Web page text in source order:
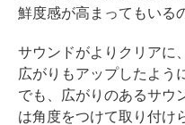
鮮度感が高まってもいる
サウンドがよりクリアに
広がりもアップしたよう
でも、広がりのあるサウ
は角度をつけて取り付け